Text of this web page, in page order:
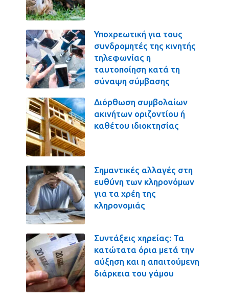
Υποχρεωτική για τους
συνδρομητές της κινητής
τηλεφωνίας η
ταυτοποίηση κατά τη
σύναψη σύμβασης
Διόρθωση συμβολαίων
ακινήτων οριζοντίου ή
καθέτου ιδιοκτησίας
Σημαντικές αλλαγές στη
ευθύνη των κληρονόμων
για τα χρέη της
κληρονομιάς
Συντάξεις χηρείας: Τα
κατώτατα όρια μετά την
αύξηση και η απαιτούμενη
διάρκεια του γάμου